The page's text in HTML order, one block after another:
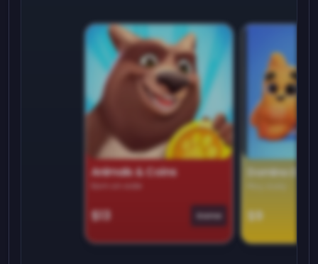
Animals & Coins
$13 Game
Domino
$9